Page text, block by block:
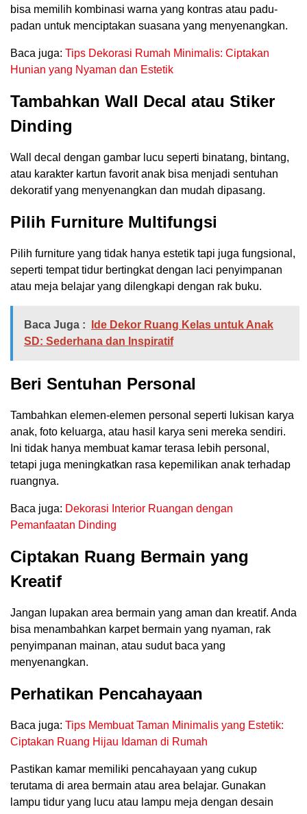
bisa memilih kombinasi warna yang kontras atau padu-
padan untuk menciptakan suasana yang menyenangkan.
Baca juga: Tips Dekorasi Rumah Minimalis: Ciptakan
Hunian yang Nyaman dan Estetik
Tambahkan Wall Decal atau Stiker
Dinding
Wall decal dengan gambar lucu seperti binatang, bintang,
atau karakter kartun favorit anak bisa menjadi sentuhan
dekoratif yang menyenangkan dan mudah dipasang.
Pilih Furniture Multifungsi
Pilih furniture yang tidak hanya estetik tapi juga fungsional,
seperti tempat tidur bertingkat dengan laci penyimpanan
atau meja belajar yang dilengkapi dengan rak buku.
Baca Juga :
Ide Dekor Ruang Kelas untuk Anak
SD: Sederhana dan Inspiratif
Beri Sentuhan Personal
Tambahkan elemen-elemen personal seperti lukisan karya
anak, foto keluarga, atau hasil karya seni mereka sendiri.
Ini tidak hanya membuat kamar terasa lebih personal,
tetapi juga meningkatkan rasa kepemilikan anak terhadap
ruangnya.
Baca juga: Dekorasi Interior Ruangan dengan
Pemanfaatan Dinding
Ciptakan Ruang Bermain yang
Kreatif
Jangan lupakan area bermain yang aman dan kreatif. Anda
bisa menambahkan karpet bermain yang nyaman, rak
penyimpanan mainan, atau sudut baca yang
menyenangkan.
Perhatikan Pencahayaan
Baca juga: Tips Membuat Taman Minimalis yang Estetik:
Ciptakan Ruang Hijau Idaman di Rumah
Pastikan kamar memiliki pencahayaan yang cukup
terutama di area bermain atau area belajar. Gunakan
lampu tidur yang lucu atau lampu meja dengan desain